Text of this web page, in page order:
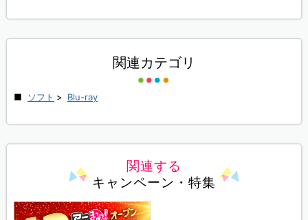
関連カテゴリ
ソフト > Blu-ray
関連する
キャンペーン・特集